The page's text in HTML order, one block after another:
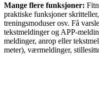
Mange flere funksjoner:
praktiske funksjoner
treningsmoduser osv. Få
tekstmeldinger og APP-
meldinger, anrop eller
meter), værmeldinger,